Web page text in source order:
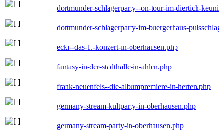
dortmunder-schlagerparty--on-tour-im-diertich-
dortmunder-schlagerparty-im-buergerhaus-
ecki--das-1.-konzert-in-oberhausen.php
fantasy-in-der-stadthalle-in-ahlen.php
frank-neuenfels--die-albumpremiere-in-herten.php
germany-stream-kultparty-in-oberhausen.php
germany-stream-party-in-oberhausen.php